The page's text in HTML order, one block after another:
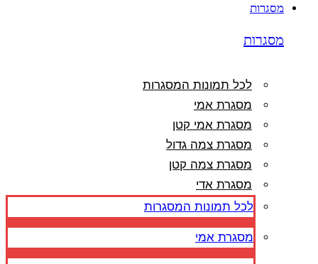
מסגרות
מסגרות
לכל תמונות המסגרות
מסגרת אמי
מסגרת אמי קטן
מסגרת צמה גדול
מסגרת צמה קטן
מסגרת אדי
לכל תמונות המסגרות
מסגרת אמי